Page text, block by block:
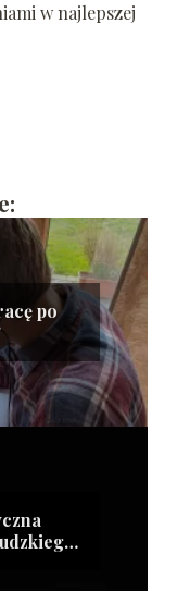
w najlepszej
po